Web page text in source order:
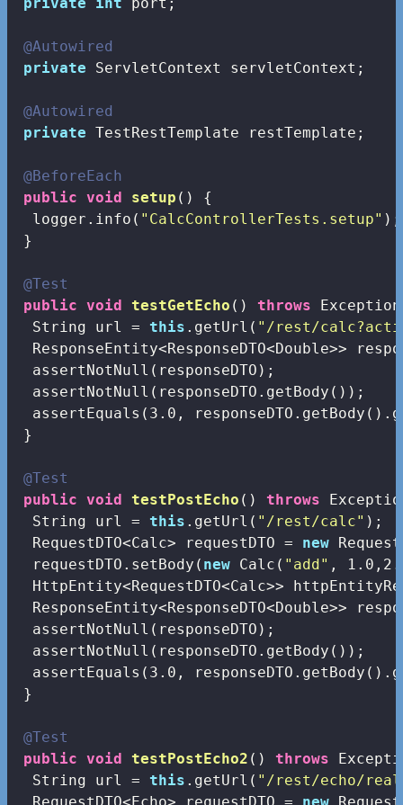
private
int port;
@Autowired
private ServletContext servletContext;
@Autowired
private TestRestTemplate restTemplate;
@BeforeEach
public void setup ()
{
  logger.info(
"CalcControllerTests.setup" );
}
@Test
public void testGetEcho () throws
  String url =
this .getUrl( "/rest/
ResponseEntity<ResponseDTO<Double>>
  assertNotNull(responseDTO);
  assertNotNull(responseDTO.getBody());
  assertEquals(
3.0 ,
}
@Test
public void testPostEcho () throws
  String url =
this .getUrl( "/rest/calc" );
  RequestDTO<Calc> requestDTO =
new
  requestDTO.setBody(
new Calc( "add" , 1.0 ,
HttpEntity<RequestDTO<Calc>>
ResponseEntity<ResponseDTO<Double>>
  assertNotNull(responseDTO);
  assertNotNull(responseDTO.getBody());
  assertEquals(
3.0 ,
}
@Test
public void testPostEcho2 () throws
  String url =
this .getUrl( "/rest/echo/